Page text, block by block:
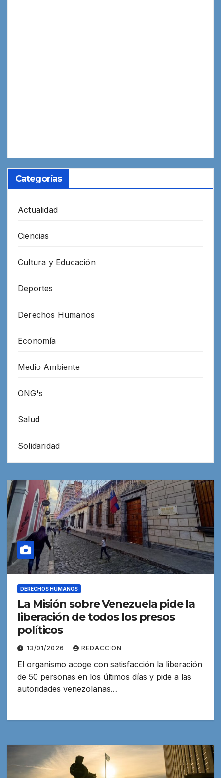
Categorías
Actualidad
Ciencias
Cultura y Educación
Deportes
Derechos Humanos
Economía
Medio Ambiente
ONG's
Salud
Solidaridad
DERECHOS HUMANOS
La Misión sobre Venezuela pide la
liberación de todos los presos
políticos
13/01/2026 REDACCION
El organismo acoge con satisfacción la liberación
de 50 personas en los últimos días y pide a las
autoridades venezolanas…